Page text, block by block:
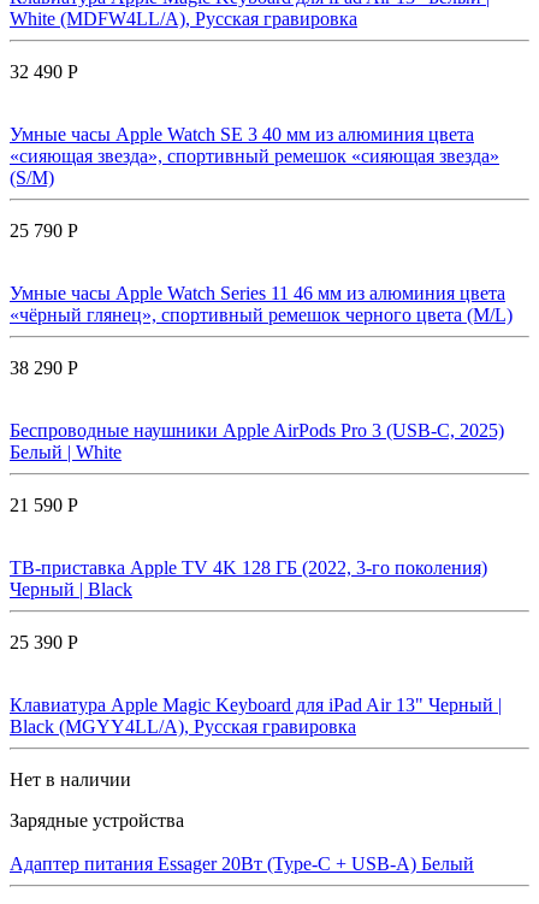
White (MDFW4LL/A), Русская гравировка
32 490 Р
Умные часы Apple Watch SE 3 40 мм из алюминия цвета
«сияющая звезда», спортивный ремешок «сияющая звезда»
(S/M)
25 790 Р
Умные часы Apple Watch Series 11 46 мм из алюминия цвета
«чёрный глянец», спортивный ремешок черного цвета (M/L)
38 290 Р
Беспроводные наушники Apple AirPods Pro 3 (USB-C, 2025)
Белый | White
21 590 Р
ТВ-приставка Apple TV 4K 128 ГБ (2022, 3-го поколения)
Черный | Black
25 390 Р
Клавиатура Apple Magic Keyboard для iPad Air 13" Черный |
Black (MGYY4LL/A), Русская гравировка
Нет в наличии
Зарядные устройства
Адаптер питания Essager 20Вт (Type-C + USB-A) Белый